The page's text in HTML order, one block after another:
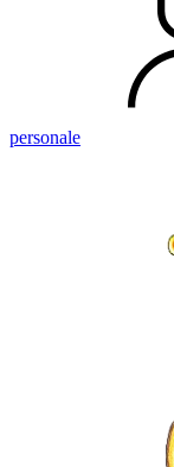
personale